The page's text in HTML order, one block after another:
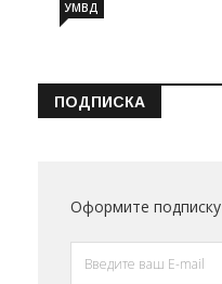
УМВД
ПОДПИСКА
Оформите подписку